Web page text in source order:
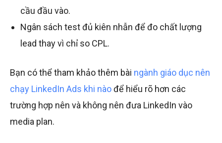
cầu đầu vào.
Ngân sách test đủ kiên nhẫn để đo chất lượng
lead thay vì chỉ so CPL.
Bạn có thể tham khảo thêm bài ngành giáo dục nên
chạy LinkedIn Ads khi nàođể hiểu rõ hơn các
trường hợp nên và không nên đưa LinkedIn vào
media plan.